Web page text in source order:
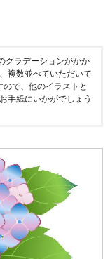
グラデーションがかか
複数並べていただいて
で、他のイラストと
手紙にいかがでしょう